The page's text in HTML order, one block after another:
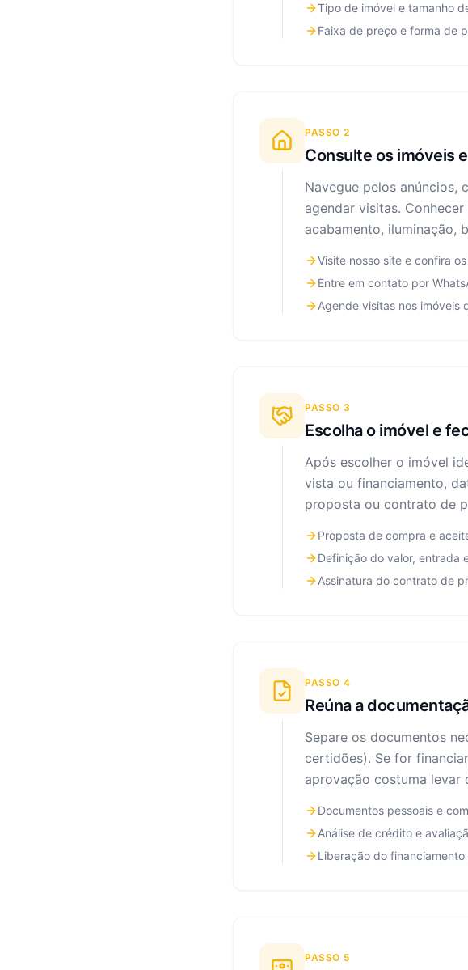
Tipo de imóvel e tamanho
Faixa de preço e forma de
PASSO 2
Consulte os imóveis
Navegue pelos anúncios,
agendar visitas.
acabamento, iluminação,
Visite nosso site e confira
Entre em contato por
Agende visitas nos imóveis
PASSO 3
Escolha o imóvel e
Após escolher o imóvel
vista ou financiamento,
proposta ou contrato de
Proposta de compra e
Definição do valor, entrada
Assinatura do contrato de
PASSO 4
Reúna a
Separe os documentos
certidões). Se for
aprovação costuma levar
Documentos pessoais e
Análise de crédito e
Liberação do
PASSO 5